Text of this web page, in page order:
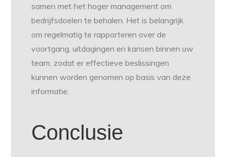
samen met het hoger management om
bedrijfsdoelen te behalen. Het is belangrijk
om regelmatig te rapporteren over de
voortgang, uitdagingen en kansen binnen uw
team, zodat er effectieve beslissingen
kunnen worden genomen op basis van deze
informatie.
Conclusie